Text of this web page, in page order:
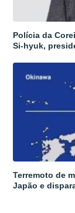
Polícia da
Si-hyuk,
Terremoto de
Japão e